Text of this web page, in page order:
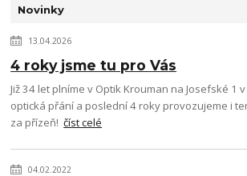
Novinky
13.04.2026
4 roky jsme tu pro Vás
Již 34 let plníme v Optik Krouman na Josefské 1
optická přání a poslední 4 roky provozujeme i
za přízeň!číst celé
04.02.2022